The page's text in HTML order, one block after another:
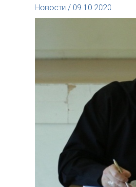
Новости / 09.10.2020